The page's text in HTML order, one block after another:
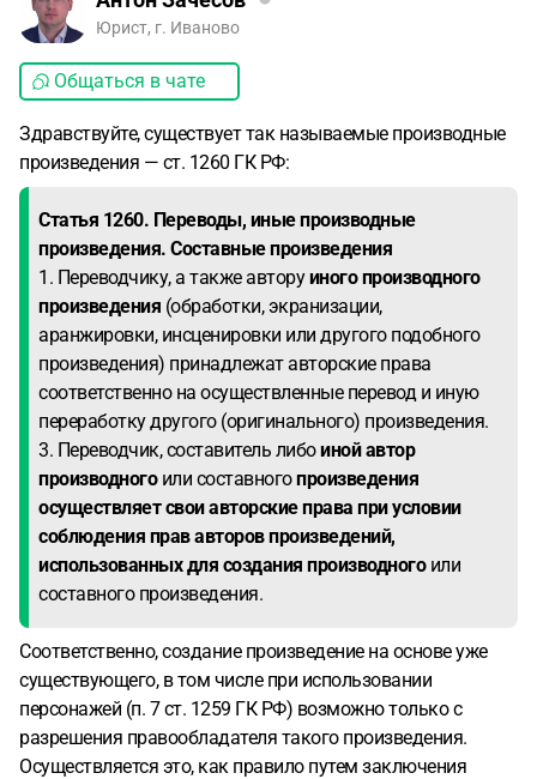
Юрист, г. Иваново
Общаться в чате
Здравствуйте, существует так называемые производные
произведения — ст. 1260 ГК РФ:
Статья 1260. Переводы, иные производные
произведения. Составные произведения
1. Переводчику, а также авторуиного производного
произведения (обработки, экранизации,
аранжировки, инсценировки или другого подобного
произведения) принадлежат авторские права
соответственно на осуществленные перевод и иную
переработку другого (оригинального) произведения.
3. Переводчик, составитель либоиной автор
производногоили составногопроизведения
осуществляет свои авторские права при условии
соблюдения прав авторов произведений,
использованных для создания производногоили
составного произведения.
Соответственно, создание произведение на основе уже
существующего, в том числе при использовании
персонажей (п. 7 ст. 1259 ГК РФ) возможно только с
разрешения правообладателя такого произведения.
Осуществляется это, как правило путем заключения